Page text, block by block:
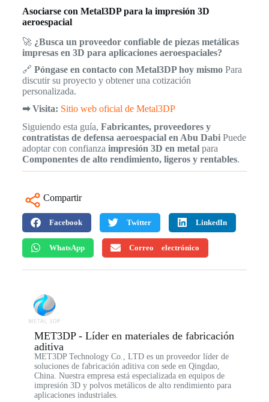
Asociarse con Metal3DP para la impresión 3D
aeroespacial
🚀 ¿Busca un proveedor confiable de piezas metálicas
impresas en 3D para aplicaciones aeroespaciales?
🔗 Póngase en contacto con Metal3DP hoy mismoPara
discutir su proyecto y obtener una cotización
personalizada.
➡ Visita: Sitio web oficial de Metal3DP
Siguiendo esta guía, Fabricantes, proveedores y
contratistas de defensa aeroespacial en Abu DabiPuede
adoptar con confianza impresión 3D en metalpara
Componentes de alto rendimiento, ligeros y rentables.
Compartir
Facebook Twitter LinkedIn
WhatsApp Correo electrónico
MET3DP - Líder en materiales de fabricación
aditiva
MET3DP Technology Co., LTD es un proveedor líder de
soluciones de fabricación aditiva con sede en Qingdao,
China. Nuestra empresa está especializada en equipos de
impresión 3D y polvos metálicos de alto rendimiento para
aplicaciones industriales.